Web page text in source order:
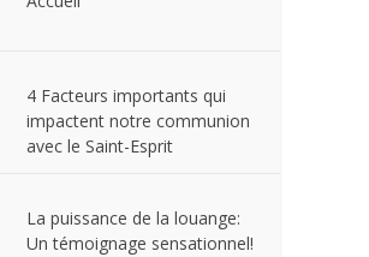
4 Facteurs importants qui
impactent notre communion
avec le Saint-Esprit
La puissance de la louange:
Un témoignage sensationnel!